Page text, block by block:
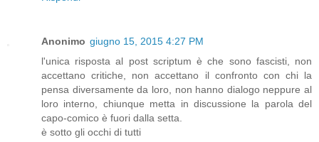
Anonimo giugno 15, 2015 4:27 PM
l'unica risposta al post scriptum è che sono fascisti, non
accettano critiche, non accettano il confronto con chi la
pensa diversamente da loro, non hanno dialogo neppure al
loro interno, chiunque metta in discussione la parola del
capo-comico è fuori dalla setta.
è sotto gli occhi di tutti